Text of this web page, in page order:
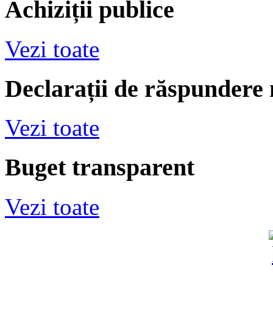
Achiziții publice
Vezi toate
Declarații de răspundere
Vezi toate
Buget transparent
Vezi toate